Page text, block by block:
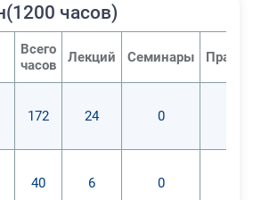
часов)
Всего
часов
Лекций Семинары
172 24 0
40 6 0